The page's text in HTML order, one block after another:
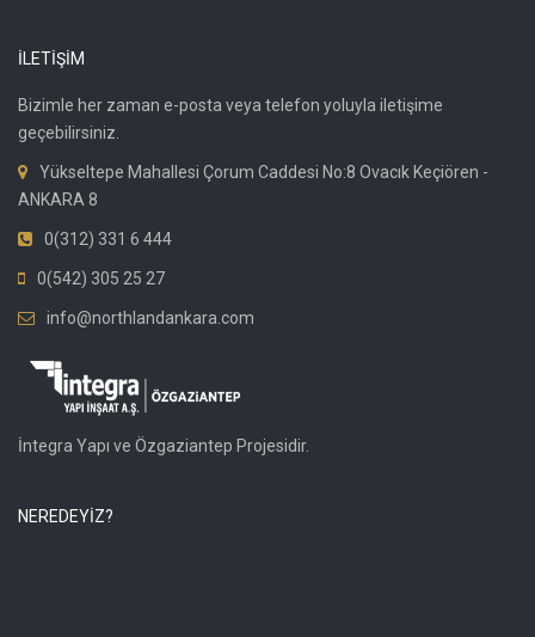
İLETİŞİM
Bizimle her zaman e-posta veya telefon yoluyla iletişime
geçebilirsiniz.
Yükseltepe Mahallesi Çorum Caddesi No:8 Ovacık Keçiören -
ANKARA 8
0(312) 331 6 444
0(542) 305 25 27
info@northlandankara.com
İntegra Yapı ve Özgaziantep Projesidir.
NEREDEYİZ?